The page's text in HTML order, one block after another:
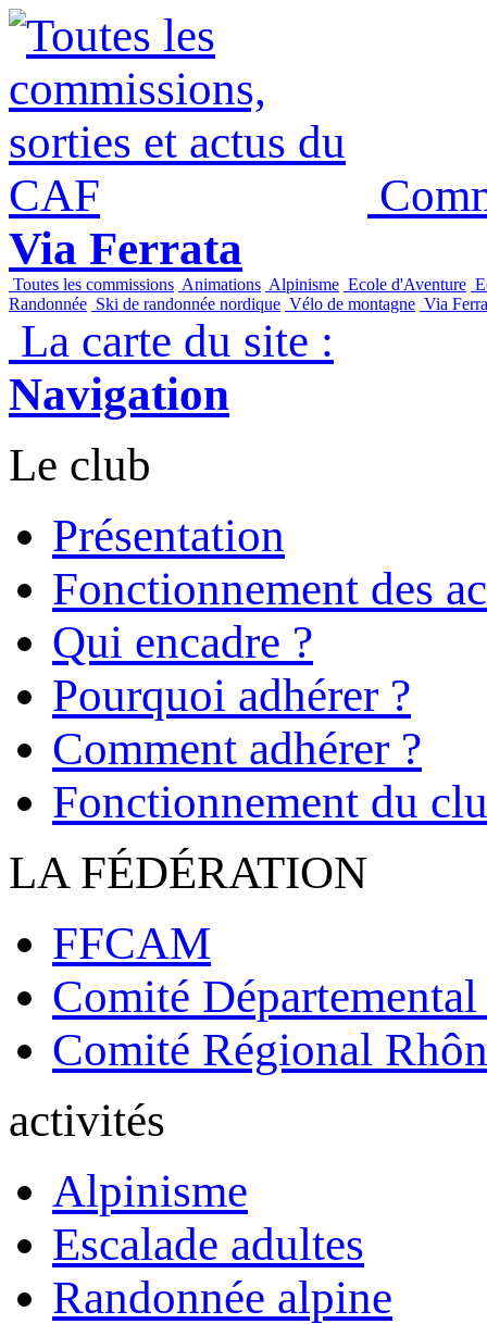
Via Ferrata
Toutes les commissions Animations Alpinisme Ecole d'Aventure
Randonnée Ski de randonnée nordique Vélo de montagne Via
La carte du site :
Navigation
Le club
Présentation
Fonctionnement des
Qui encadre ?
Pourquoi adhérer ?
Comment adhérer ?
Fonctionnement du
LA FÉDÉRATION
FFCAM
Comité
Comité Régional
activités
Alpinisme
Escalade adultes
Randonnée alpine